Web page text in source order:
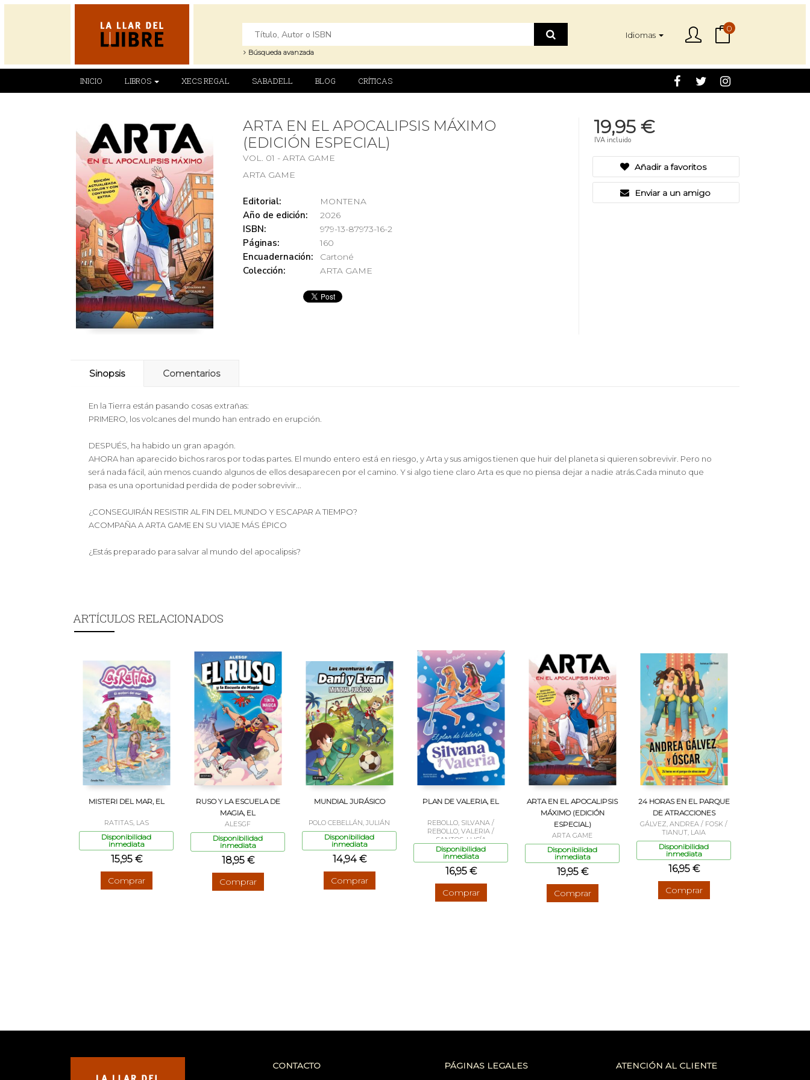
Búsqueda avanzada
Idiomas
0
INICIO LIBROS XECS REGAL SABADELL BLOG CRÍTICAS
ARTA EN EL APOCALIPSIS MÁXIMO
(EDICIÓN ESPECIAL)
VOL. 01 - ARTA GAME
ARTA GAME
Editorial: MONTENA
Año de edición: 2026
ISBN: 979-13-87973-16-2
Páginas: 160
Encuadernación: Cartoné
Colección: ARTA GAME
19,95 €
IVA incluido
Añadir a favoritos
Enviar a un amigo
Sinopsis Comentarios
En la Tierra están pasando cosas extrañas:
PRIMERO, los volcanes del mundo han entrado en erupción.
DESPUÉS, ha habido un gran apagón.
AHORA han aparecido bichos raros por todas partes. El mundo entero está en riesgo, y Arta y sus amigos tienen que huir del planeta si quieren sobrevivir. Pero no
será nada fácil, aún menos cuando algunos de ellos desaparecen por el camino. Y si algo tiene claro Arta es que no piensa dejar a nadie atrás.Cada minuto que
pasa es una oportunidad perdida de poder sobrevivir...
¿CONSEGUIRÁN RESISTIR AL FIN DEL MUNDO Y ESCAPAR A TIEMPO?
ACOMPAÑA A ARTA GAME EN SU VIAJE MÁS ÉPICO
¿Estás preparado para salvar al mundo del apocalipsis?
ARTÍCULOS RELACIONADOS
MISTERI DEL MAR, EL
RATITAS, LAS
Disponibilidad
inmediata
15,95 €
Comprar
RUSO Y LA ESCUELA DE
MAGIA, EL
ALESGF
Disponibilidad
inmediata
18,95 €
Comprar
MUNDIAL JURÁSICO
POLO CEBELLÁN, JULIÁN
Disponibilidad
inmediata
14,94 €
Comprar
PLAN DE VALERIA, EL
REBOLLO, SILVANA /
REBOLLO, VALERIA /
SANTOS, LUCÍA
Disponibilidad
inmediata
16,95 €
Comprar
ARTA EN EL APOCALIPSIS
MÁXIMO (EDICIÓN
ESPECIAL)
ARTA GAME
Disponibilidad
inmediata
19,95 €
Comprar
24 HORAS EN EL PARQUE
DE ATRACCIONES
GÁLVEZ, ANDREA / FOSK /
TIANUT, LAIA
Disponibilidad
inmediata
16,95 €
Comprar
CONTACTO PÁGINAS LEGALES ATENCIÓN AL CLIENTE